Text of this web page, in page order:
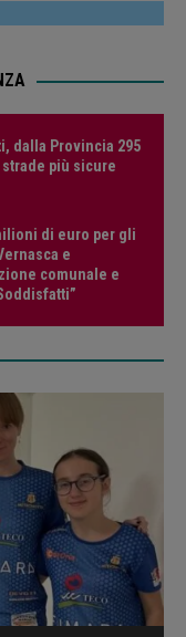
dalla Provincia 295
più sicure
di euro per gli
e
comunale e